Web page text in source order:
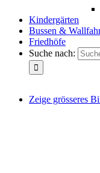
Kindergärten
Bussen &
Friedhöfe
Suche nach:
Zeige grösseres